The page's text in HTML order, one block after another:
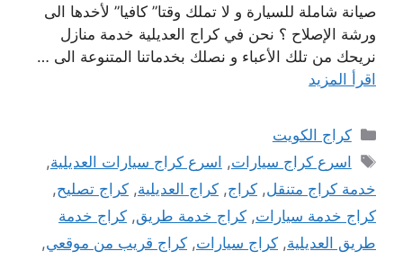
صيانة شاملة للسيارة و لا تملك وقتا” كافيا” لأخدها الى
ورشة الإصلاح ؟ نحن في كراج العديلية خدمة منازل
نريحك من تلك الأعباء و نصلك بخدماتنا المتنوعة الى …
اقرأ المزيد
التصنيفات
كراج الكويت
الوسوم
اسرع كراج سيارات, اسرع كراج سيارات العديلية,
خدمة كراج متنقل, كراج, كراج العديلية, كراج تصليح,
كراج خدمة سيارات, كراج خدمة طريق, كراج خدمة
طريق العديلية, كراج سيارات, كراج قريب من موقعي,